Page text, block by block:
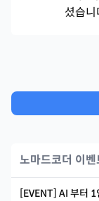
셨습니
노마드코더 이벤
[EVENT] AI 부터